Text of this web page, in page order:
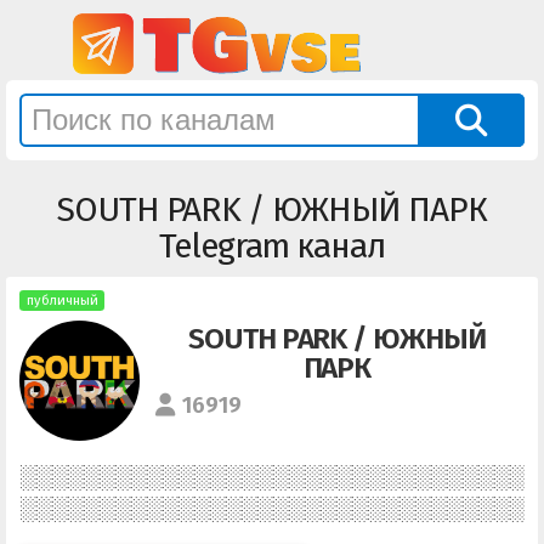
SOUTH PARK / ЮЖНЫЙ ПАРК
Telegram канал
публичный
SOUTH PARK / ЮЖНЫЙ
ПАРК
16919